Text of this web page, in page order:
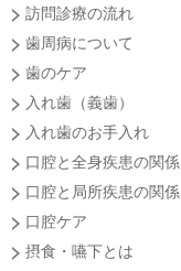
訪問診療の流れ
歯周病について
歯のケア
入れ歯（義歯）
入れ歯のお手入れ
口腔と全身疾患の関係
口腔と局所疾患の関係
口腔ケア
摂食・嚥下とは